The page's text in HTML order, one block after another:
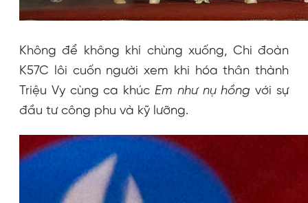
Không để không khí chùng xuống, Chi đoàn
K57C lôi cuốn người xem khi hóa thân thành
Triệu Vy cùng ca khúc Em như nụ hồng với sự
đầu tư công phu và kỹ lưỡng.